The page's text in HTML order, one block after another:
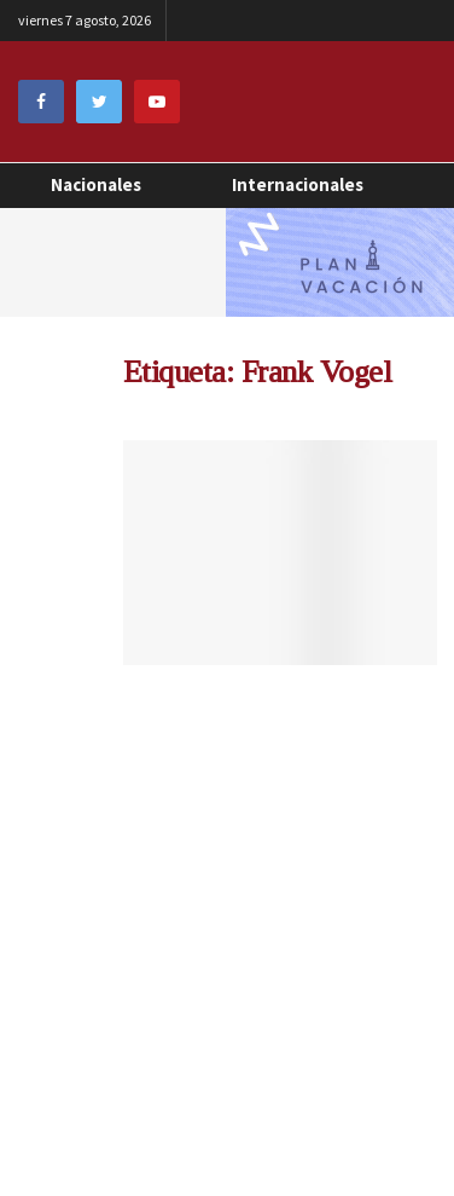
viernes 7 agosto, 2026
Nacionales Internacionales
Etiqueta: Frank Vogel